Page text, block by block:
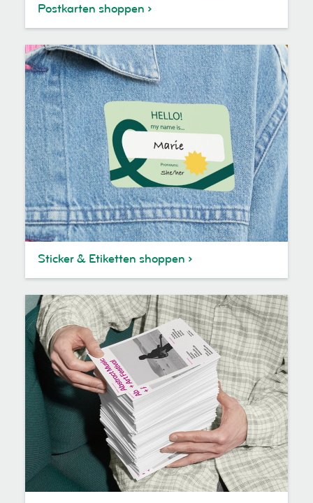
Postkarten shoppen
Sticker & Etiketten shoppen